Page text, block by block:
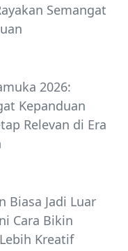
Semangat
2026:
Kepanduan
Relevan di Era
Biasa Jadi Luar
Cara Bikin
Kreatif